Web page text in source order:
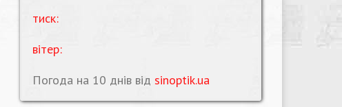
тиск:
вітер:
Погода на 10 днів від sinoptik.ua